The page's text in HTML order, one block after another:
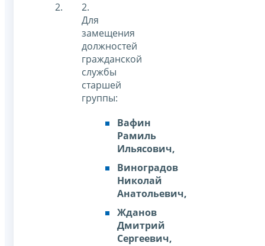
2.
Для
замещения
должностей
гражданской
службы
старшей
группы:
Вафин
Рамиль
Ильясович,
Виноградов
Николай
Анатольевич,
Жданов
Дмитрий
Сергеевич,